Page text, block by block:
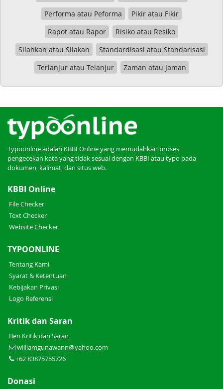
Performa atau Peforma
Pikir atau Fikir
Rapot atau Rapor
Risiko atau Resiko
Silahkan atau Silakan
Standardisasi atau Standarisasi
Terlanjur atau Telanjur
Zaman atau Jaman
Typoonline adalah KBBI Online yang memudahkan proses
pengecekan kata yang tidak sesuai dengan KBBI atau typo pada
dokumen, kalimat, dan situs web.
KBBI Online
File Checker
Text Checker
Website Checker
TYPOONLINE
Tentang Kami
Syarat & Ketentuan
Kebijakan Privasi
Logo Referensi
Kritik dan Saran
Beri Kritik dan Saran
williamgunawann@yahoo.com
+62 83875755726
Donasi